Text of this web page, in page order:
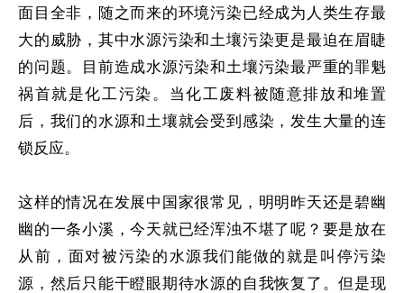
面目全非，随之而来的环境污染已经成为人类生存最
大的威胁，其中水源污染和土壤污染更是最迫在眉睫
的问题。目前造成水源污染和土壤污染最严重的罪魁
祸首就是化工污染。当化工废料被随意排放和堆置
后，我们的水源和土壤就会受到感染，发生大量的连
锁反应。
这样的情况在发展中国家很常见，明明昨天还是碧幽
幽的一条小溪，今天就已经浑浊不堪了呢？要是放在
从前，面对被污染的水源我们能做的就是叫停污染
源，然后只能干瞪眼期待水源的自我恢复了。但是现